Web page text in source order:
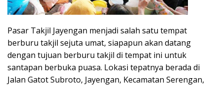
Pasar Takjil Jayengan menjadi salah satu tempat
berburu takjil sejuta umat, siapapun akan datang
dengan tujuan berburu takjil di tempat ini untuk
santapan berbuka puasa. Lokasi tepatnya berada di
Jalan Gatot Subroto, Jayengan, Kecamatan Serengan,